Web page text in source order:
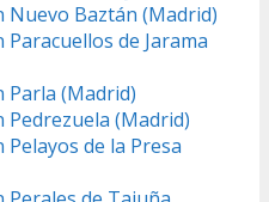
Nuevo Baztán (Madrid)
Paracuellos de Jarama
Parla (Madrid)
Pedrezuela (Madrid)
Pelayos de la Presa